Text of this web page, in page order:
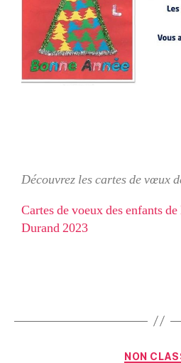
Découvrez les cartes de vœux
Cartes de voeux des enfants
Durand 2023
NON